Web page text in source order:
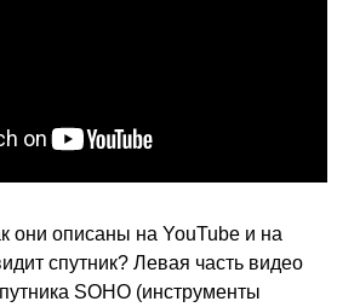
они описаны на YouTube и на
спутник? Левая часть видео
SOHO (инструменты